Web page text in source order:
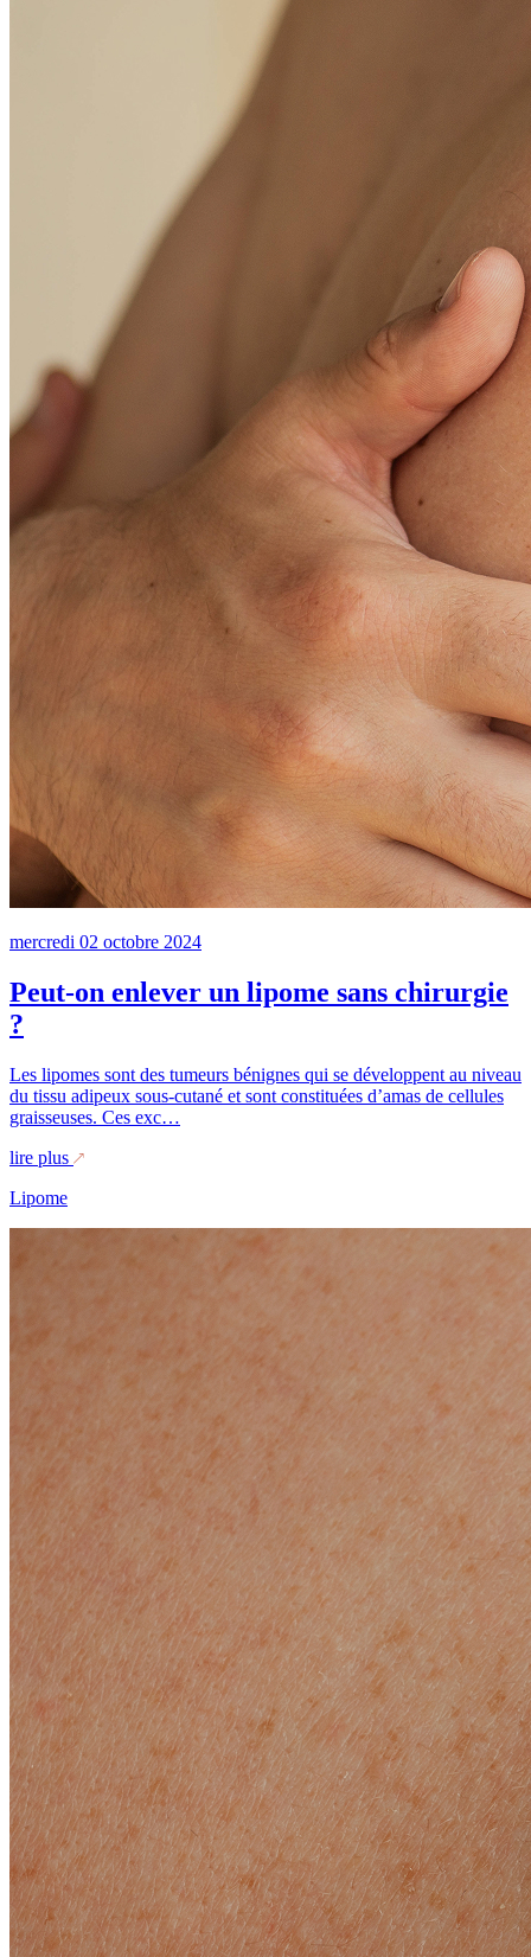
mercredi 02 octobre 2024
Peut-on enlever un lipome sans chirurgie
?
Les lipomes sont des tumeurs bénignes qui se développent au niveau
du tissu adipeux sous-cutané et sont constituées d’amas de cellules
graisseuses. Ces exc…
lire plus
Lipome